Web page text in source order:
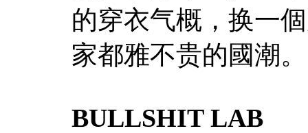
的穿衣气概，换一
家都雅不贵的國潮。
BULLSHIT LAB